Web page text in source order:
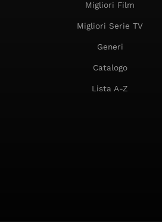
Migliori Film
Migliori Serie TV
Generi
Catalogo
Lista A-Z